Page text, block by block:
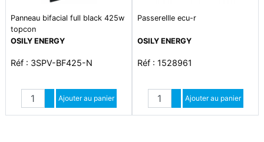
Panneau bifacial full black 425w
topcon
OSILY ENERGY
Réf : 3SPV-BF425-N
Quantité
Augmenter quantité
Diminuer quantité
Ajouter au panier
Passerellle ecu-r
OSILY ENERGY
Réf : 1528961
Quantité
Augmenter quantité
Diminuer quantité
Ajouter au panier